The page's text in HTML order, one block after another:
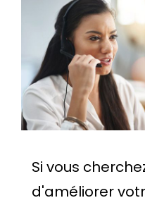
Si vous
d'améliorer